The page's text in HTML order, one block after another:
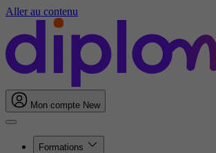
Aller au contenu
Mon compte New
Formations